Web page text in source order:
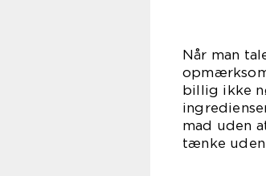
Når man
billig ikke
mad uden
tænke